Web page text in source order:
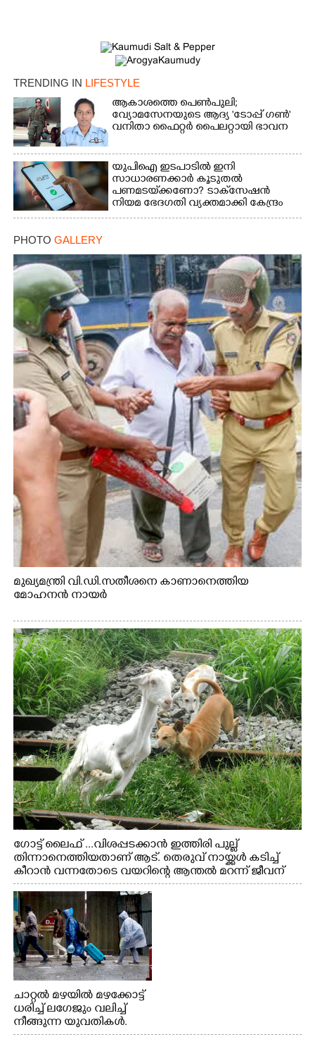
TRENDING IN LIFESTYLE
ആകാശത്തെ പെൺപുലി;
വ്യോമസേനയുടെ ആദ്യ 'ടോപ്പ് ഗൺ'
വനിതാ ഫൈറ്റർ പൈലറ്റായി ഭാവന
യുപിഐ ഇടപാടിൽ ഇനി
സാധാരണക്കാർ കൂടുതൽ
പണമടയ്‌ക്കണോ?​ ടാക്‌സേഷൻ
നിയമ ഭേദഗതി വ്യക്തമാക്കി കേന്ദ്രം
PHOTO GALLERY
മുഖ്യമന്ത്രി വി.ഡി.സതീശനെ കാണാനെത്തിയ
മോഹനൻ നായർ
ഗോട്ട് ലൈഫ് ...വിശപ്പടക്കാൻ ഇത്തിരി പുല്ല്
തിന്നാനെത്തിയതാണ് ആട്. തെരുവ് നായ്ക്കൾ കടിച്ച്
കീറാൻ വന്നതോടെ വയറിന്റെ ആന്തൽ മറന്ന് ജീവന്
വേണ്ടിയായി ഓട്ടം. എറണാകുളം വാത്തുരുത്തിയിൽ
നിന്നുള്ള കാഴ്ച
ചാറ്റൽ മഴയിൽ മഴക്കോട്ട്
ധരിച്ച് ലഗേജും വലിച്ച്
നീങ്ങുന്ന യുവതികൾ.
എറണാകുളം മേനകയിൽ
×
Share this link
Copy Link